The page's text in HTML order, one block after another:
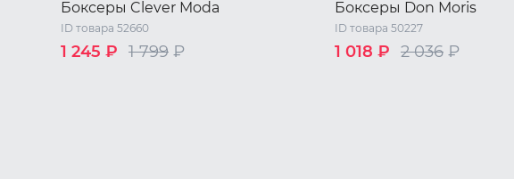
Боксеры Clever Moda
ID товара 52660
1 245 ₽ 1 799 ₽
Боксеры Don Moris
ID товара 50227
1 018 ₽ 2 036 ₽